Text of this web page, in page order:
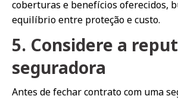
coberturas e benefícios oferecidos,
equilíbrio entre proteção e custo.
5. Considere a
seguradora
Antes de fechar contrato com uma